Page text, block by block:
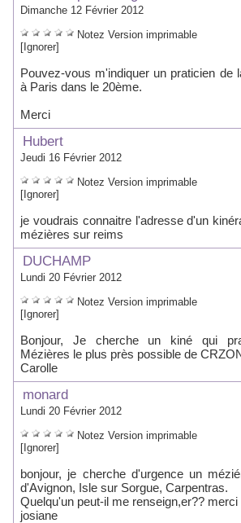
Dimanche 12 Février 2012
Notez Version imprimable
[Ignorer]
Pouvez-vous m'indiquer un praticien de
à Paris dans le 20ème.
Merci
Hubert
Jeudi 16 Février 2012
Notez Version imprimable
[Ignorer]
je voudrais connaitre l'adresse d'un
mézières sur reims
DUCHAMP
Lundi 20 Février 2012
Notez Version imprimable
[Ignorer]
Bonjour, Je cherche un kiné qui
Mézières le plus près possible de
Carolle
monard
Lundi 20 Février 2012
Notez Version imprimable
[Ignorer]
bonjour, je cherche d'urgence un
d'Avignon, Isle sur Sorgue, Carpentras.
Quelqu'un peut-il me renseign,er?? merci
josiane